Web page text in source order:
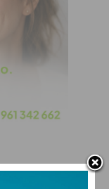
as boas
de Hilário
de
adotar para